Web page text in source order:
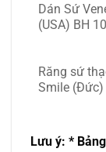
Dán Sứ
(USA) BH
Răng sứ
Smile (Đức)
Lưu ý: *